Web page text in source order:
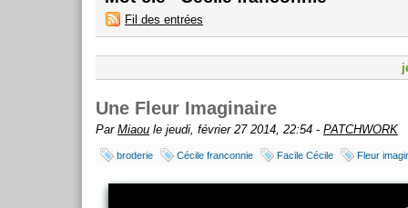
Fil des entrées
Une Fleur Imaginaire
Par Miaou le jeudi, février 27 2014, 22:54 - PATCHWORK
broderie Cécile franconnie Facile Cécile Fleur